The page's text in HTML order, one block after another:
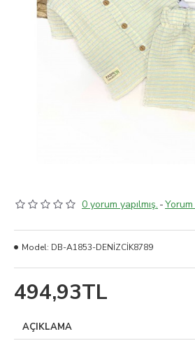
0 yorum yapılmış. -Yorum
494,93TL
Model: DB-A1853-DENİZCİK8789
AÇIKLAMA